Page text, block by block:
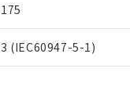
175
3 (IEC60947-5-1)